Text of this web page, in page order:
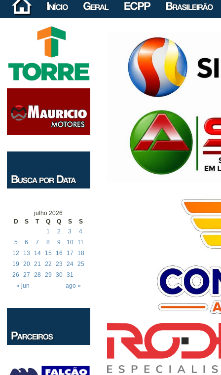
julho 2026
D
S T Q Q S S
« jun ago »
1 2 3
4
5
6 7 8 9 10
11
12
13 14 15 16 17
18
19
20 21 22 23 24 25
26
27 28 29 30 31